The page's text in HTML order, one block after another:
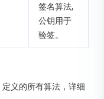
签名算法,
公钥用于
验签。
定义的所有算法，详细